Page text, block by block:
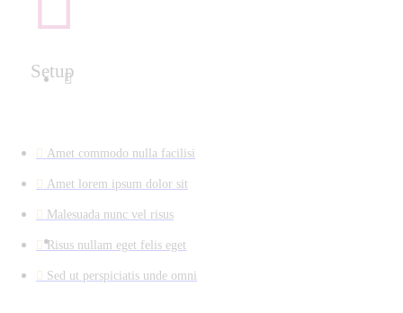
Setup
Amet commodo nulla facilisi
Amet lorem ipsum dolor sit
Malesuada nunc vel risus
Risus nullam eget felis eget
Sed ut perspiciatis unde omni